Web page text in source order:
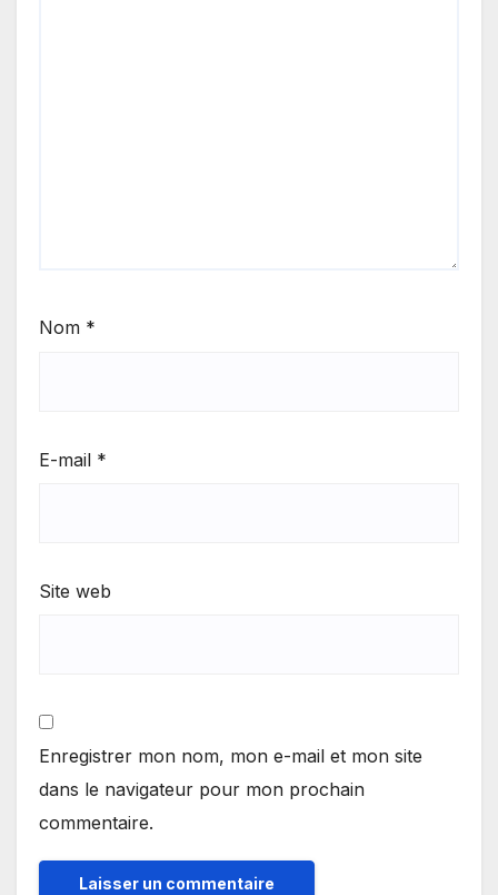
Nom *
E-mail *
Site web
Enregistrer mon nom, mon e-mail et mon site
dans le navigateur pour mon prochain
commentaire.